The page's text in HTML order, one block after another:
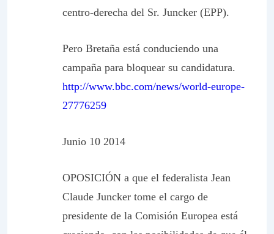
centro-derecha del Sr. Juncker (EPP).
Pero Bretaña está conduciendo una
campaña para bloquear su candidatura.
http://www.bbc.com/news/world-europe-
27776259
Junio 10 2014
OPOSICIÓN a que el federalista Jean
Claude Juncker tome el cargo de
presidente de la Comisión Europea está